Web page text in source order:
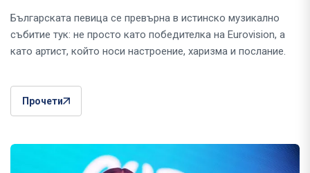
Българската певица се превърна в истинско музикално
събитие тук: не просто като победителка на Eurovision, а
като артист, който носи настроение, харизма и послание.
Прочети